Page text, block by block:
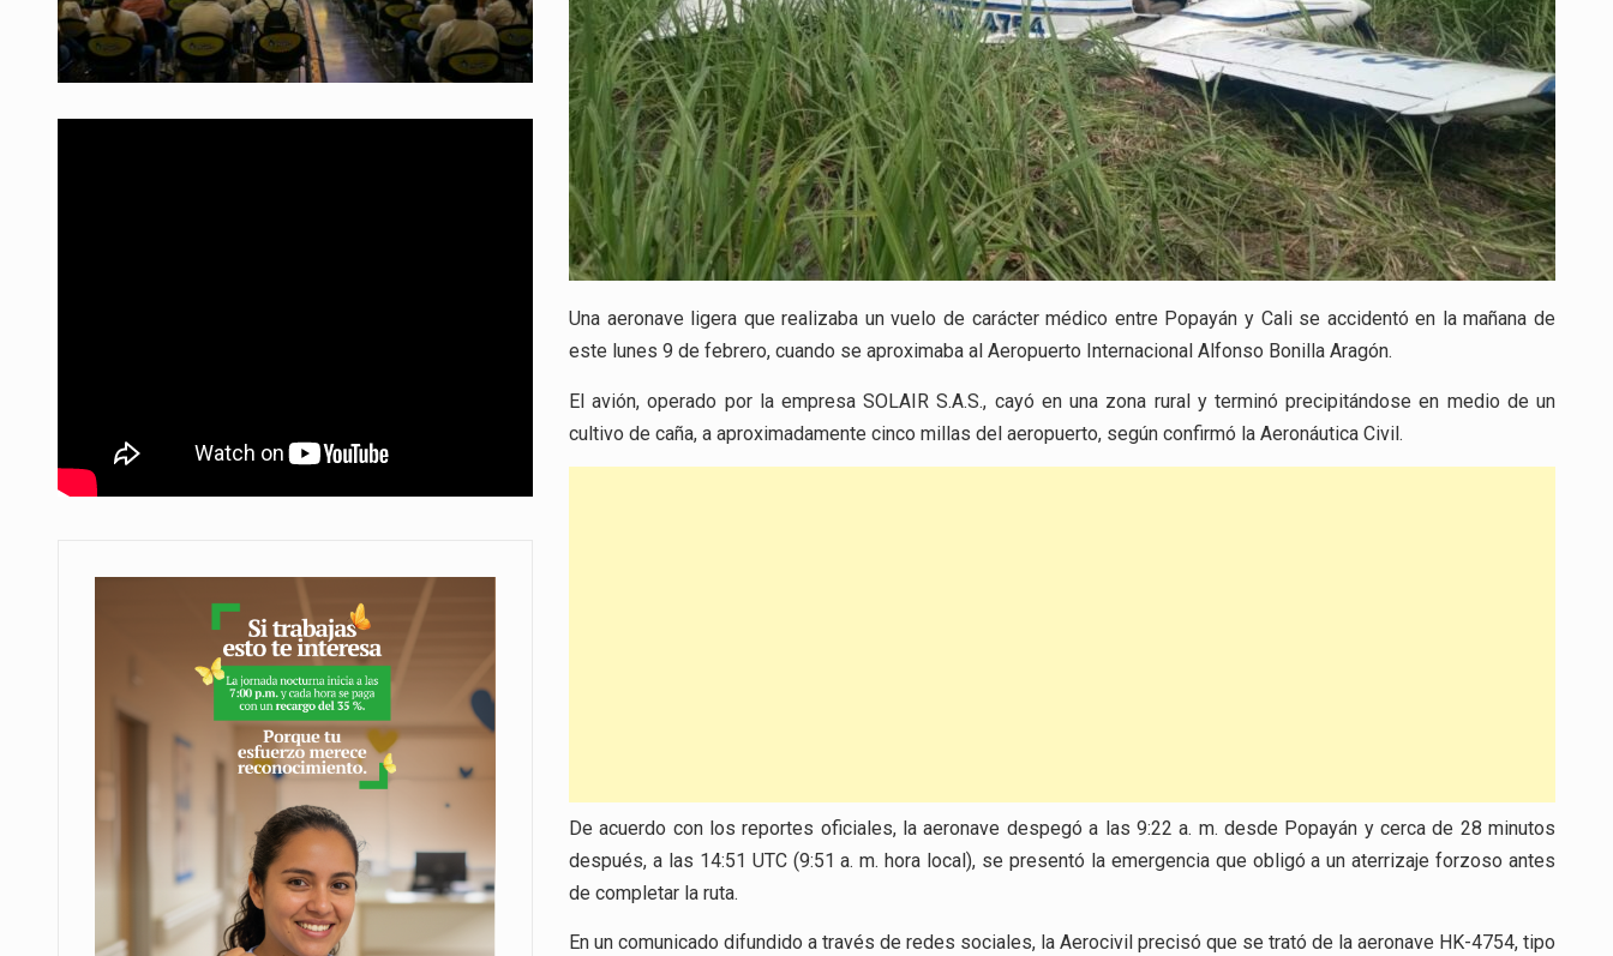
DE
LLEGAR
A
SU
DESTINO
Una aeronave ligera que realizaba un vuelo de carácter médico entre Popayán y Cali se accidentó en la mañana de
este lunes 9 de febrero, cuando se aproximaba al Aeropuerto Internacional Alfonso Bonilla Aragón.
El avión, operado por la empresa SOLAIR S.A.S., cayó en una zona rural y terminó precipitándose en medio de un
cultivo de caña, a aproximadamente cinco millas del aeropuerto, según confirmó la Aeronáutica Civil.
De acuerdo con los reportes oficiales, la aeronave despegó a las 9:22 a. m. desde Popayán y cerca de 28 minutos
después, a las 14:51 UTC (9:51 a. m. hora local), se presentó la emergencia que obligó a un aterrizaje forzoso antes
de completar la ruta.
En un comunicado difundido a través de redes sociales, la Aerocivil precisó que se trató de la aeronave HK-4754, tipo